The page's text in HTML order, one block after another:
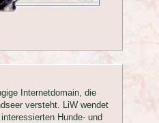
Internetdomain, die
versteht. LiW wendet
Hunde- und